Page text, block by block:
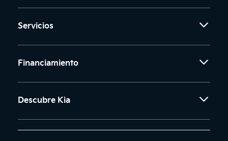
Servicios
Financiamiento
Descubre Kia